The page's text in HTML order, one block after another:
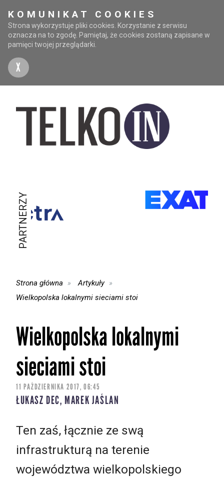
KOMUNIKAT COOKIES
Strona wykorzystuje pliki cookies. Korzystanie z serwisu
oznacza na to zgodę. Pamiętaj, że cookies zostaną zapisane w
pamięci twojej przeglądarki.
X
PARTNERZY
Strona główna
Artykuły
Wielkopolska lokalnymi sieciami stoi
Wielkopolska lokalnymi
sieciami stoi
11 PAŹDZIERNIKA 2017, 06:45
ŁUKASZ DEC, MAREK JAŚLAN
Ten zaś, łącznie ze swą
infrastrukturą na terenie
województwa wielkopolskiego